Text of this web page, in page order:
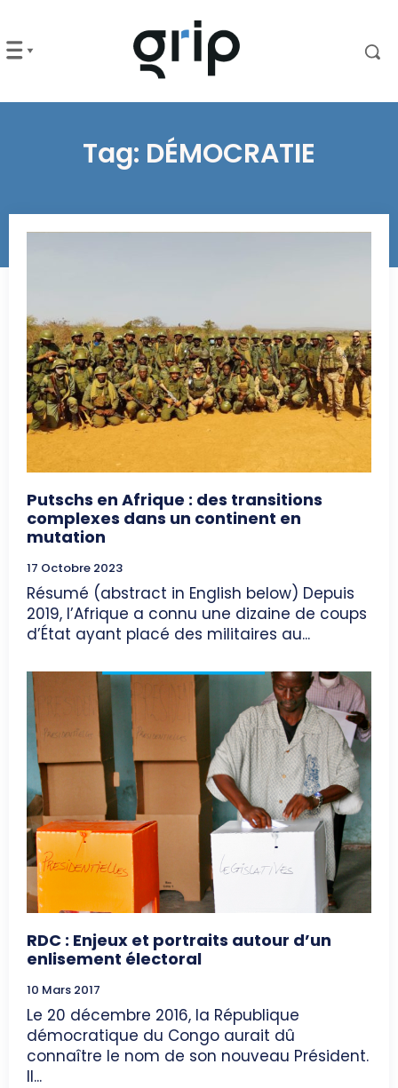
Tag: DÉMOCRATIE
Putschs en Afrique : des transitions
complexes dans un continent en
mutation
17 Octobre 2023
Résumé (abstract in English below) Depuis
2019, l’Afrique a connu une dizaine de coups
d’État ayant placé des militaires au...
RDC : Enjeux et portraits autour d’un
enlisement électoral
10 Mars 2017
Le 20 décembre 2016, la République
démocratique du Congo aurait dû
connaître le nom de son nouveau Président.
Il...